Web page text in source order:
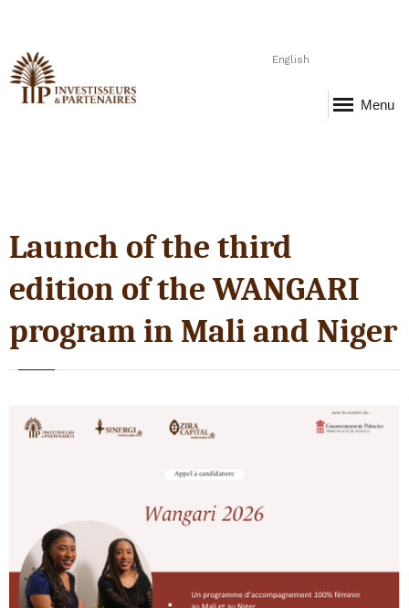
English
Menu
Launch of the third
edition of the WANGARI
program in Mali and Niger